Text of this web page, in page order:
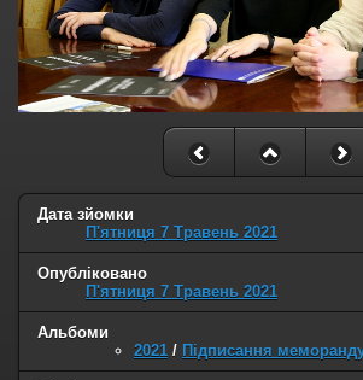
Дата зйомки
П'ятниця 7 Травень 2021
Опубліковано
П'ятниця 7 Травень 2021
Альбоми
2021 / Підписання